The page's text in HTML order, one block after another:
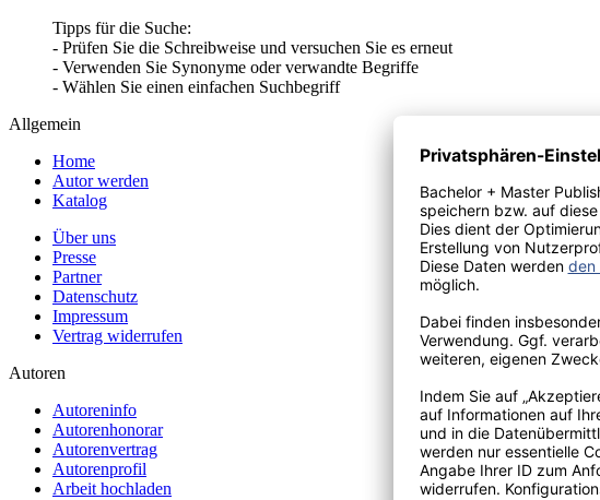
Tipps für die Suche:
- Prüfen Sie die Schreibweise und versuchen Sie es erneut
- Verwenden Sie Synonyme oder verwandte Begriffe
- Wählen Sie einen einfachen Suchbegriff
Allgemein
Home
Autor werden
Katalog
Über uns
Presse
Partner
Datenschutz
Impressum
Vertrag widerrufen
Autoren
Autoreninfo
Autorenhonorar
Autorenvertrag
Autorenprofil
Arbeit hochladen